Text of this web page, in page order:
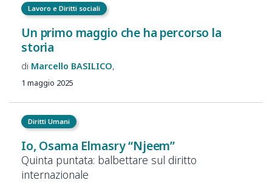
Lavoro e Diritti sociali
Un primo maggio che ha percorso la
storia
Marcello BASILICO
1 maggio 2025
Diritti Umani
Io, Osama Elmasry “Njeem”
Quinta puntata: balbettare sul diritto
internazionale